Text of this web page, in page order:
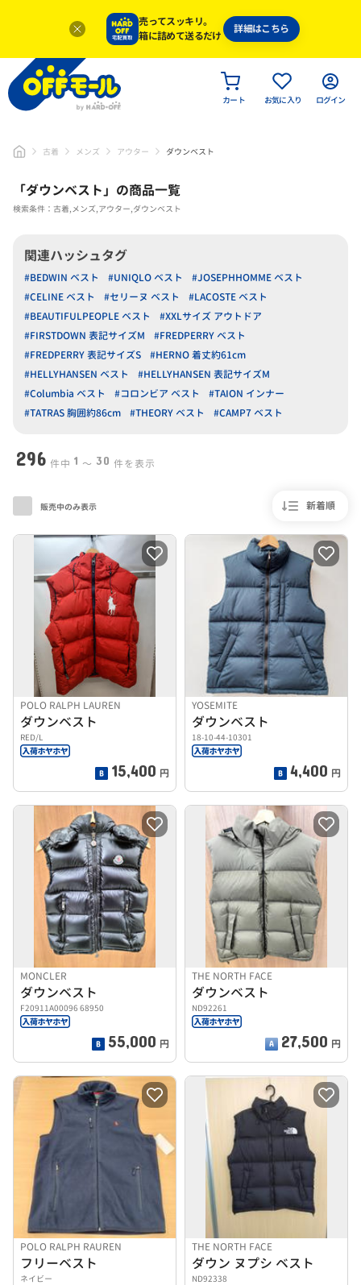
売ってスッキリ。
箱に詰めて送るだけ
詳細はこちら
カート お気に入り ログイン
古着 メンズ アウター ダウンベスト
「ダウンベスト」 の商品一覧
検索条件：古着,メンズ,アウター,ダウンベスト
関連ハッシュタグ
#BEDWIN ベスト #UNIQLO ベスト
#JOSEPHHOMME ベスト
#CELINE ベスト
#セリーヌ ベスト
#LACOSTE ベスト
#BEAUTIFULPEOPLE ベスト
#XXLサイズ アウトドア
#FIRSTDOWN 表記サイズM
#FREDPERRY ベスト
#FREDPERRY 表記サイズS
#HERNO 着丈約61cm
#HELLYHANSEN ベスト
#HELLYHANSEN 表記サイズM
#Columbia ベスト
#コロンビア ベスト
#TAION インナー
#TATRAS 胸囲約86cm
#THEORY ベスト #CAMP7 ベスト
296 件中 1 〜 30 件を表示
新着順
販売中のみ表示
POLO RALPH LAUREN
ダウンベスト
RED/L
15,400 円
YOSEMITE
ダウンベスト
18-10-44-10301
4,400 円
MONCLER
ダウンベスト
F20911A00096 68950
55,000 円
THE NORTH FACE
ダウンベスト
ND92261
27,500 円
POLO RALPH RAUREN
フリーベスト
ネイビー
THE NORTH FACE
ダウン ヌプシ ベスト
ND92338